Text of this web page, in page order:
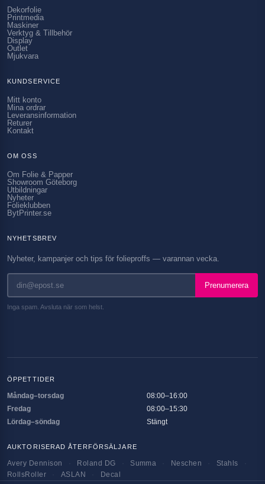
Dekorfolie
Printmedia
Maskiner
Verktyg & Tillbehör
Display
Outlet
Mjukvara
KUNDSERVICE
Mitt konto
Mina ordrar
Leveransinformation
Returer
Kontakt
OM OSS
Om Folie & Papper
Showroom Göteborg
Utbildningar
Nyheter
Folieklubben
BytPrinter.se
NYHETSBREV
Nyheter, kampanjer och tips för folieproffs — varannan vecka.
Prenumerera
Inga spam. Avsluta när som helst.
ÖPPETTIDER
Måndag–torsdag
08:00–16:00
Fredag
08:00–15:30
Lördag–söndag
Stängt
AUKTORISERAD ÅTERFÖRSÄLJARE
Avery Dennison Roland DG Summa Neschen Stahls
RollsRoller
ASLAN Decal